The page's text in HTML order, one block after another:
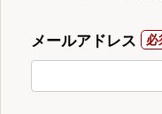
メールアドレス